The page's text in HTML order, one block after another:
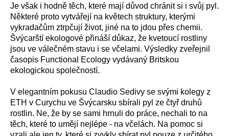
Je však i hodně těch, které mají důvod chránit si i svůj pyl.
Některé proto vytvářejí na květech struktury, kterými
vykradačům ztrpčují život, jiné na to jdou přes chemii.
Švýcarští ekologové přináší důkaz, že kvetoucí rostliny
jsou ve válečném stavu i se včelami. Výsledky zveřejnil
časopis Functional Ecology vydávaný Britskou
ekologickou společností.
V elegantním pokusu Claudio Sedivy se svými kolegy z
ETH v Curychu ve Švýcarsku sbírali pyl ze čtyř druhů
rostlin. Ne, že by se sami hrnuli do práce, nechali to na
těch, které to umějí nejlépe - na včelách. Na pomoc si